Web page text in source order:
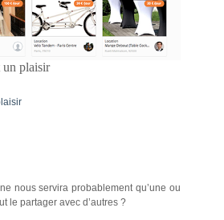
un plaisir
nous servira probablement qu’une ou
le partager avec d’autres ?